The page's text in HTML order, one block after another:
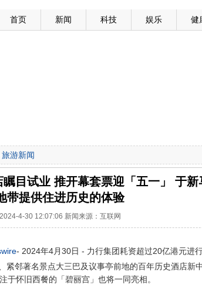
首页 新闻 科技 娱乐 健
旅游新闻
目试业 推开幕套票迎「五一」 于新
带提供住进历史的体验
2024-4-30 12:07:06 新闻来源：互联网
- 2024年4月30日 - 力行集团耗资超过20亿港元进
紧邻著名景点大三巴及议事亭前地的百年历史酒店新
于怀旧西餐的「碧丽宫」也将一同亮相。